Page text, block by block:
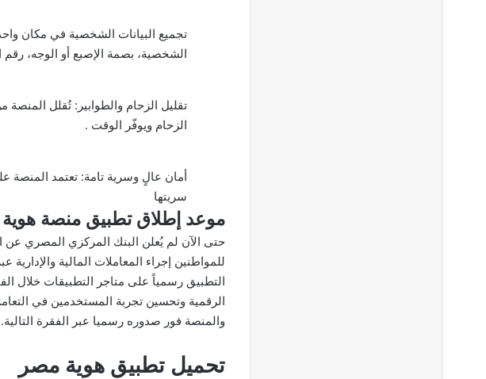
تجميع البيانات الشخصية في مكان
الشخصية، بصمة الإصبع أو الوجه، رقم
تقليل الزحام والطوابير: تُقلل
الزحام ويوفّر الوقت .
أمان عالٍ وسرية تامة: تعتمد المنصة
سريتها
موعد إطلاق تطبيق منصة هوية
حتى الآن لم يُعلن البنك المركزي المصري
للمواطنين إجراء المعاملات المالية
التطبيق رسمياً على متاجر التطبيقات خلال
الرقمية وتحسين تجربة المستخدمين في
والمنصة فور صدوره رسميا عبر الفقرة التالية.
تحميل تطبيق هوية مصر